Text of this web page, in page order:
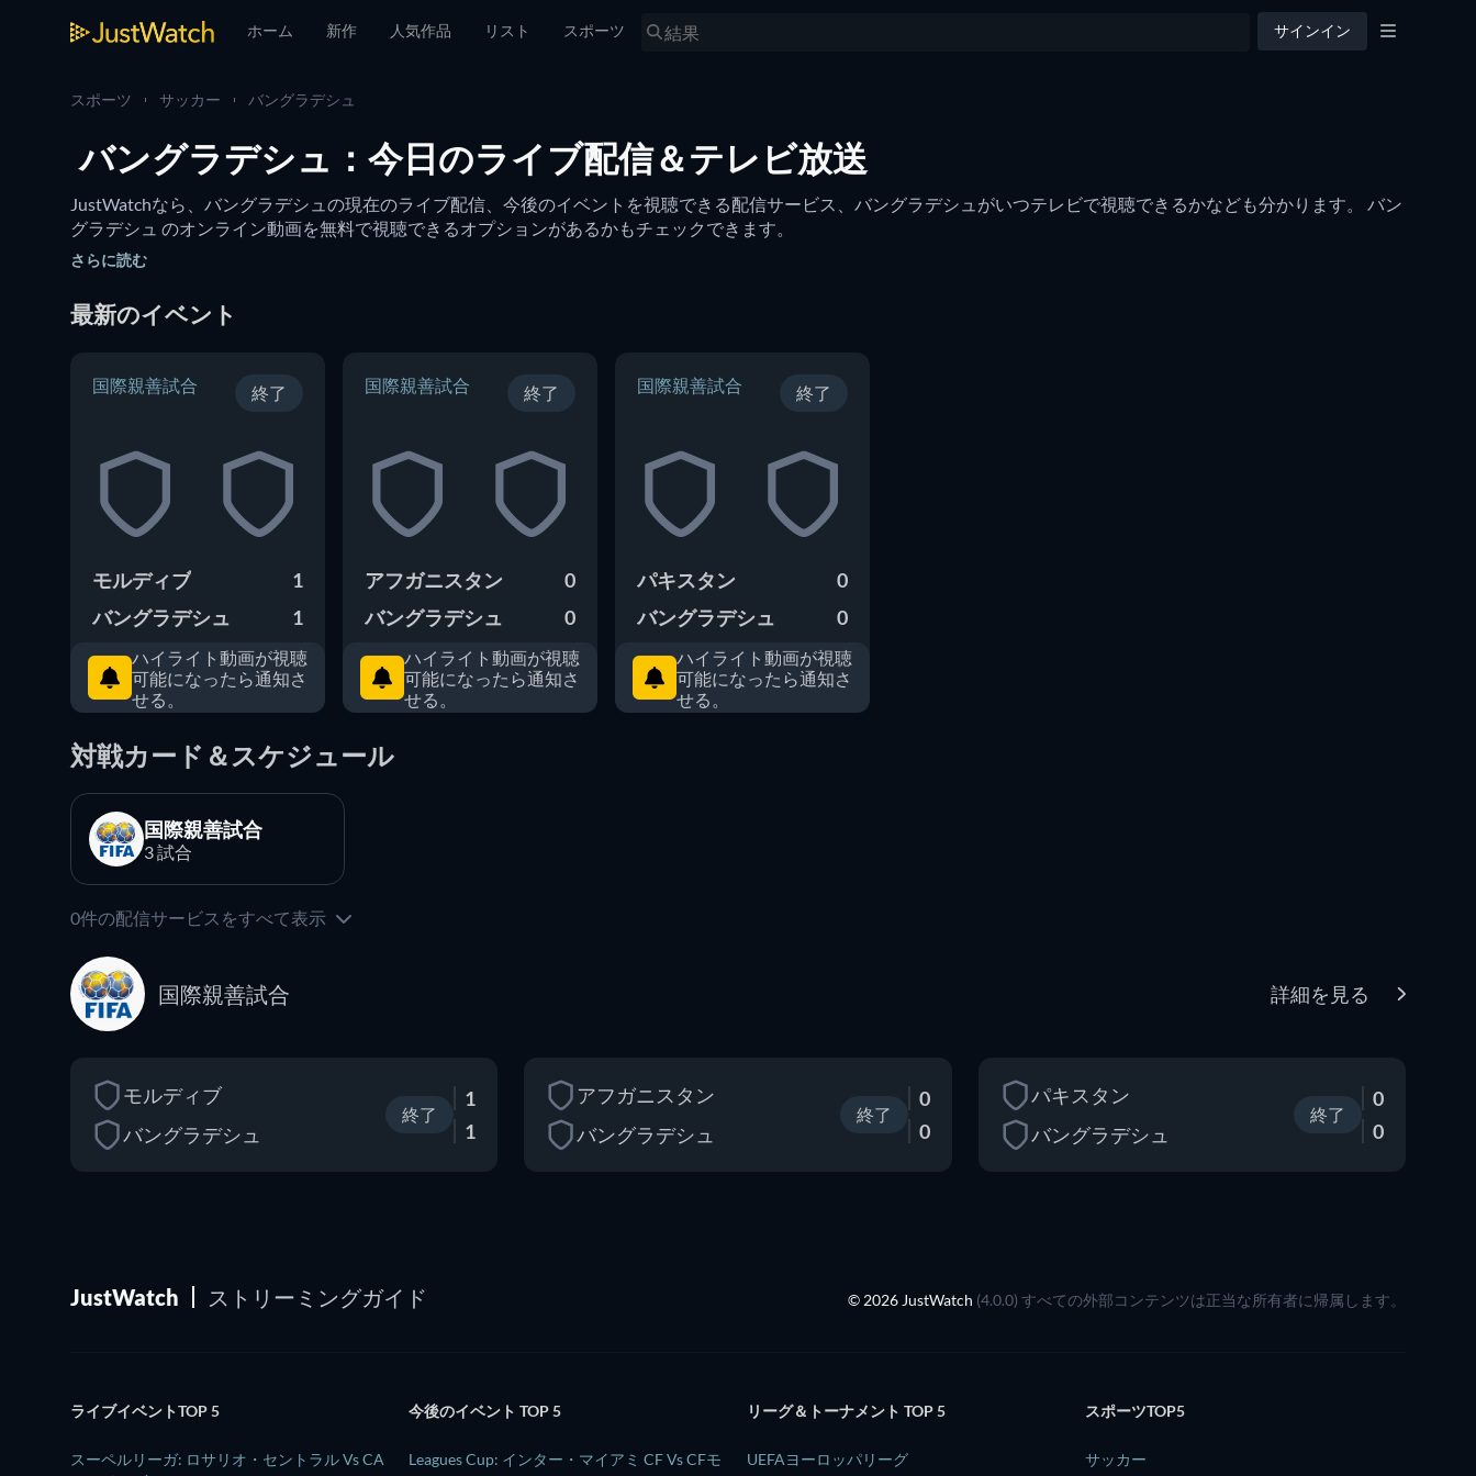
ホーム 新作 人気作品 リスト スポーツ サインイン
スポーツ サッカー バングラデシュ
バングラデシュ：今日のライブ配信＆テレビ放送
JustWatchなら、バングラデシュの現在のライブ配信、今後のイベントを視聴できる配信サービス、バングラデシュがいつテレビで視聴できるかなども分かります。 バン
グラデシュ のオンライン動画を無料で視聴できるオプションがあるかもチェックできます。
さらに読む
最新のイベント
国際親善試合 終了
モルディブ
1
バングラデシュ
1
ハイライト動画が視聴
可能になったら通知さ
せる。
国際親善試合 終了
アフガニスタン
0
バングラデシュ
0
ハイライト動画が視聴
可能になったら通知さ
せる。
国際親善試合 終了
パキスタン
0
バングラデシュ
0
ハイライト動画が視聴
可能になったら通知さ
せる。
対戦カード＆スケジュール
国際親善試合
3 試合
0件の配信サービスをすべて表示
国際親善試合 詳細を見る
モルディブ
バングラデシュ
終了
1
1
アフガニスタン
バングラデシュ
終了
0
0
パキスタン
バングラデシュ
終了
0
0
JustWatch ストリーミングガイド © 2026 JustWatch (4.0.0) すべての外部コンテンツは正当な所有者に帰属します。
ライブイベントTOP 5
スーペルリーガ: ロサリオ・セントラル Vs CA
今後のイベント TOP 5
Leagues Cup: インター・マイアミ CF Vs CFモ
リーグ＆トーナメント TOP 5
UEFAヨーロッパリーグ
スポーツTOP5
サッカー